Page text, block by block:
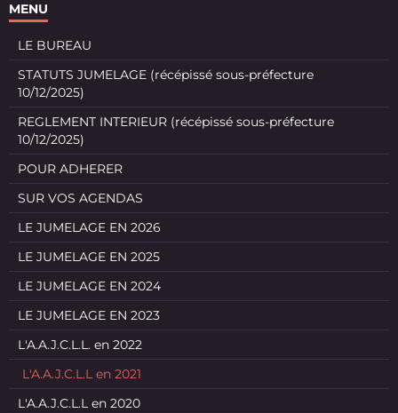
MENU
LE BUREAU
STATUTS JUMELAGE (récépissé sous-préfecture
10/12/2025)
REGLEMENT INTERIEUR (récépissé sous-préfecture
10/12/2025)
POUR ADHERER
SUR VOS AGENDAS
LE JUMELAGE EN 2026
LE JUMELAGE EN 2025
LE JUMELAGE EN 2024
LE JUMELAGE EN 2023
L'A.A.J.C.L.L. en 2022
L'A.A.J.C.L.L en 2021
L'A.A.J.C.L.L en 2020